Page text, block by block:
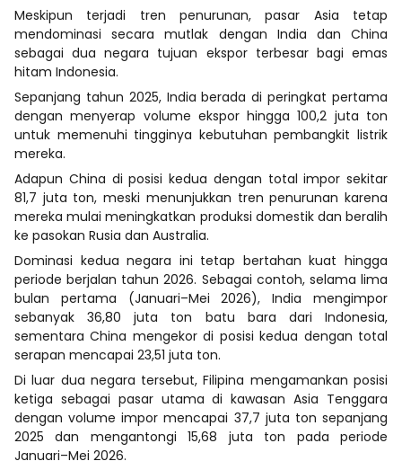
Meskipun terjadi tren penurunan, pasar Asia tetap
mendominasi secara mutlak dengan India dan China
sebagai dua negara tujuan ekspor terbesar bagi emas
hitam Indonesia.
Sepanjang tahun 2025, India berada di peringkat pertama
dengan menyerap volume ekspor hingga 100,2 juta ton
untuk memenuhi tingginya kebutuhan pembangkit listrik
mereka.
Adapun China di posisi kedua dengan total impor sekitar
81,7 juta ton, meski menunjukkan tren penurunan karena
mereka mulai meningkatkan produksi domestik dan beralih
ke pasokan Rusia dan Australia.
Dominasi kedua negara ini tetap bertahan kuat hingga
periode berjalan tahun 2026. Sebagai contoh, selama lima
bulan pertama (Januari–Mei 2026), India mengimpor
sebanyak 36,80 juta ton batu bara dari Indonesia,
sementara China mengekor di posisi kedua dengan total
serapan mencapai 23,51 juta ton.
Di luar dua negara tersebut, Filipina mengamankan posisi
ketiga sebagai pasar utama di kawasan Asia Tenggara
dengan volume impor mencapai 37,7 juta ton sepanjang
2025 dan mengantongi 15,68 juta ton pada periode
Januari–Mei 2026.